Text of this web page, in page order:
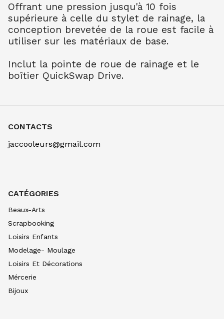
Offrant une pression jusqu'à 10 fois
supérieure à celle du stylet de rainage, la
conception brevetée de la roue est facile à
utiliser sur les matériaux de base.
Inclut la pointe de roue de rainage et le
boîtier QuickSwap Drive.
CONTACTS
jaccooleurs@gmail.com
CATÉGORIES
Beaux-Arts
Scrapbooking
Loisirs Enfants
Modelage- Moulage
Loisirs Et Décorations
Mércerie
Bijoux